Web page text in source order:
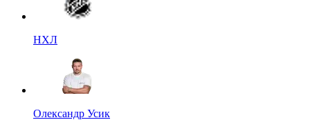
НХЛ
Олександр Усик